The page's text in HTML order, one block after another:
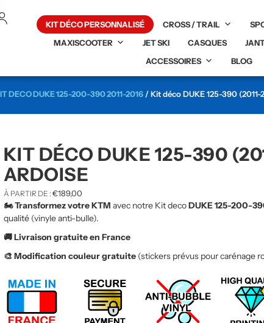
KIT DÉCO PERSONNALISÉ CROSS / TRAIL
MAXISCOOTER
JET SKI CASQUES
ACCESSOIRES
BLOG
DECO DUKE 125-200-390 2011-2016/ Kit déco DUKE 125-390 (2011-
KIT DÉCO DUKE 125-390
ARDOISE
À PARTIR DE : €189,00
🏍️ Transformez votre KTM avec notre Kit decoDUKE 125-200-
qualité (vinyle anti-bulle).
🚚 Livraison gratuite en France
🎨 Modification couleur gratuite (stickers prévus pour carénage